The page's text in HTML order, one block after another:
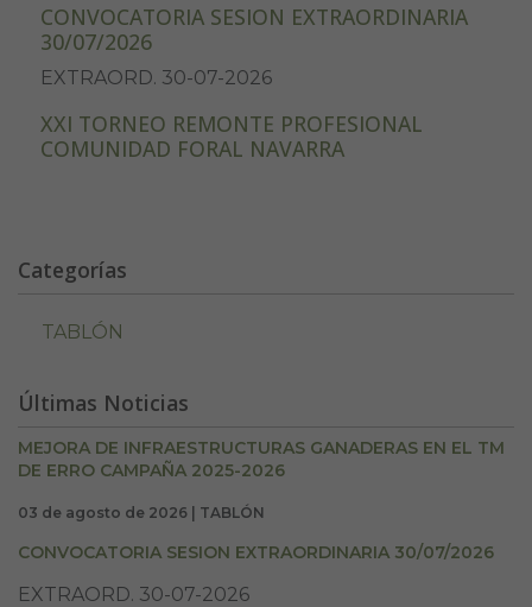
CONVOCATORIA SESION EXTRAORDINARIA
30/07/2026
EXTRAORD. 30-07-2026
XXI TORNEO REMONTE PROFESIONAL
COMUNIDAD FORAL NAVARRA
Categorías
TABLÓN
Últimas Noticias
MEJORA DE INFRAESTRUCTURAS GANADERAS EN EL TM
DE ERRO CAMPAÑA 2025-2026
03 de agosto de 2026 | TABLÓN
CONVOCATORIA SESION EXTRAORDINARIA 30/07/2026
EXTRAORD. 30-07-2026